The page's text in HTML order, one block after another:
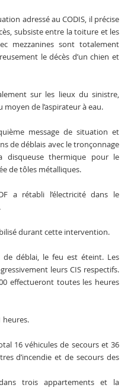
adressé au CODIS, il précise
subsiste entre la toiture et les
mezzanines sont totalement
le décès d’un chien et
sur les lieux du sinistre,
de l’aspirateur à eau.
message de situation et
de déblais avec le tronçonnage
disqueuse thermique pour le
de tôles métalliques.
a rétabli l’électricité dans le
durant cette intervention.
déblai, le feu est éteint. Les
leurs CIS respectifs.
effectueront toutes les heures
heures.
16 véhicules de secours et 36
d’incendie et de secours des
trois appartements et la